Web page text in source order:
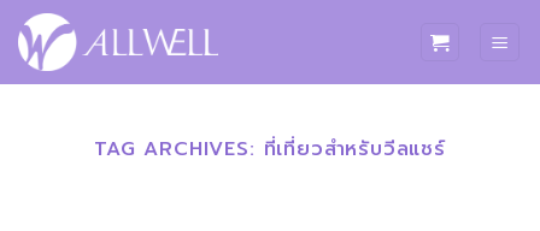
ข้าม
ไป
TAG ARCHIVES: ที่เที่ยวสำหรับวีลแชร์